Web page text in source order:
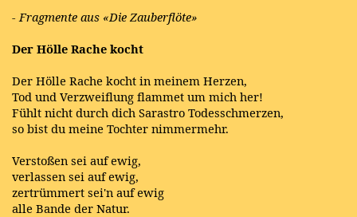
- Fragmente aus «Die Zauberflöte»
Der Hölle Rache kocht
Der Hölle Rache kocht in meinem Herzen,
Tod und Verzweiflung flammet um mich her!
Fühlt nicht durch dich Sarastro Todesschmerzen,
so bist du meine Tochter nimmermehr.
Verstoßen sei auf ewig,
verlassen sei auf ewig,
zertrümmert sei'n auf ewig
alle Bande der Natur.